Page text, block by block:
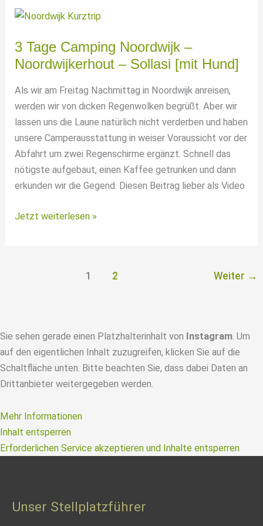
in
–
Was
besonders
macht!
3 Tage Camping Noordwijk –
Noordwijkerhout – Sollasi [mit Hund]
Als wir am Freitag Nachmittag in Noordwijk anreisen,
werden wir von dicken Regenwolken begrüßt. Aber wir
lassen uns die Laune natürlich nicht verderben und haben
unsere Camperausstattung in weiser Voraussicht vor der
Abfahrt um zwei Regenschirme ergänzt. Schnell das
nötigste aufgebaut, einen Kaffee getrunken und dann
erkunden wir die Gegend. Diesen Beitrag lieber als Video
3
[mit
Hund]
Jetzt weiterlesen »
1 2 Weiter →
Sie sehen gerade einen Platzhalterinhalt von Instagram . Um
auf den eigentlichen Inhalt zuzugreifen, klicken Sie auf die
Schaltfläche unten. Bitte beachten Sie, dass dabei Daten an
Drittanbieter weitergegeben werden.
Mehr Informationen
Inhalt entsperren
Erforderlichen Service akzeptieren und Inhalte entsperren
Unser Stellplatzführer